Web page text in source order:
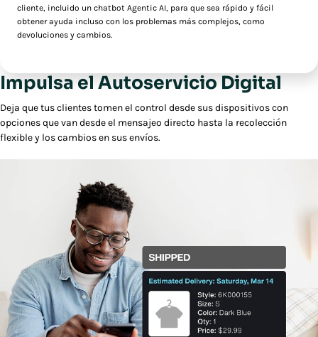
cliente, incluido un chatbot Agentic AI, para que sea rápido y fácil
obtener ayuda incluso con los problemas más complejos, como
devoluciones y cambios.
Impulsa el Autoservicio Digital
Deja que tus clientes tomen el control desde sus dispositivos con
opciones que van desde el mensajeo directo hasta la recolección
flexible y los cambios en sus envíos.